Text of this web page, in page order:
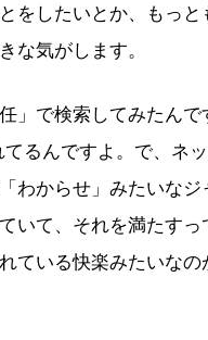
をしたいとか、もっと
な気がします。
で検索してみたんで
るんですよ。で、ネ
わからせ」みたいな
いて、それを満たす
ている快楽みたいな